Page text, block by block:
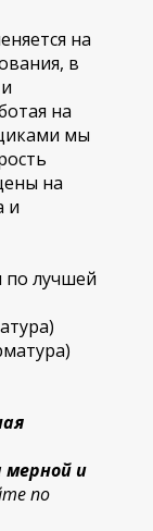
на
в
на
мы
на
и
лучшей
и
по